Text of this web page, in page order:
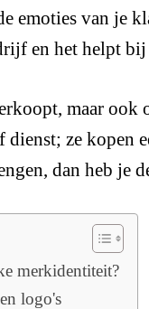
emoties van je
en het helpt
maar ook
ze kopen
dan heb je
merkidentiteit?
logo's